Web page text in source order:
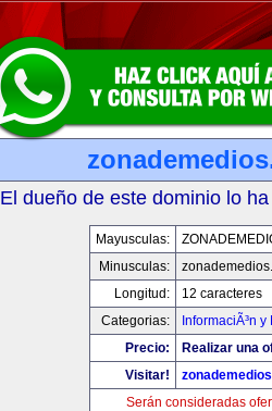
El dueño de este dominio lo
Mayusculas:
Minusculas:
Longitud:
12 caracteres
Categorias:
InformaciÃ³n
Precio:
Realizar una
Visitar!
Serán consideradas